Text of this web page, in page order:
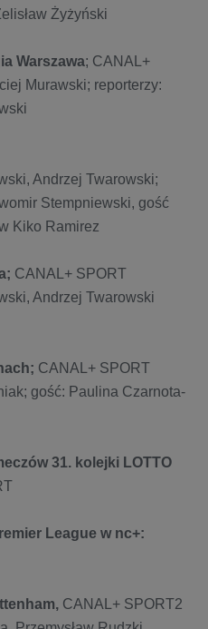
Żyżyński
Warszawa; CANAL+
Murawski; reporterzy:
Andrzej Twarowski;
Stempniewski, gość
Kiko Ramirez
CANAL+ SPORT
Andrzej Twarowski
CANAL+ SPORT
gość: Paulina Czarnota-
31. kolejki LOTTO
League w nc+:
CANAL+ SPORT2